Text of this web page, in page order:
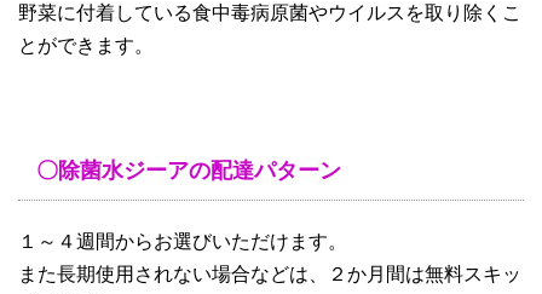
野菜に付着している食中毒病原菌やウイルスを取り除くこ
とができます。
〇除菌水ジーアの配達パターン
１～４週間からお選びいただけます。
また長期使用されない場合などは、２か月間は無料スキッ